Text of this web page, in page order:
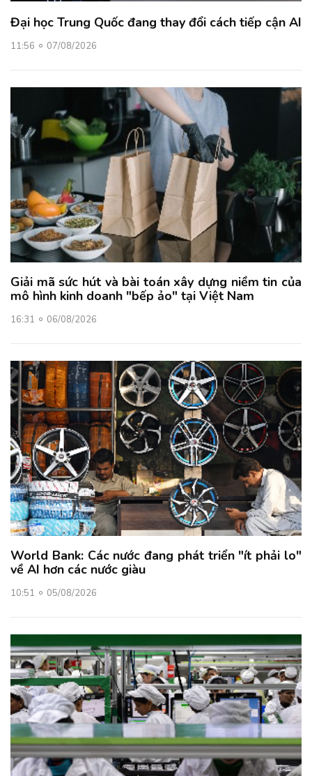
Đại học Trung Quốc đang thay đổi cách tiếp cận AI
11:56 07/08/2026
Giải mã sức hút và bài toán xây dựng niềm tin của
mô hình kinh doanh "bếp ảo" tại Việt Nam
16:31 06/08/2026
World Bank: Các nước đang phát triển "ít phải lo"
về AI hơn các nước giàu
10:51 05/08/2026